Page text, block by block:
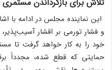
تلاش برای بازگرداندن
این نماینده مجلس در ادامه با
و فشار تورمی بر اقشار
خود را به کار خواهد گرفت تا
حمایتی که قطع شده، مجدداً